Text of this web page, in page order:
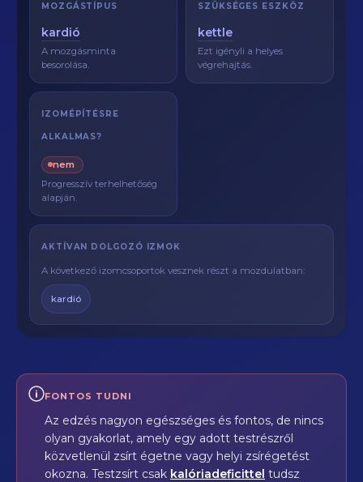
MOZGÁSTÍPUS
kardió
A mozgásminta
besorolása.
SZÜKSÉGES ESZKÖZ
kettle
Ezt igényli a helyes
végrehajtás.
IZOMÉPÍTÉSRE
ALKALMAS?
nem
Progresszív terhelhetőség
alapján.
AKTÍVAN DOLGOZÓ IZMOK
A következő izomcsoportok vesznek részt a mozdulatban:
kardió
FONTOS TUDNI
Az edzés nagyon egészséges és fontos, de nincs
olyan gyakorlat, amely egy adott testrészről
közvetlenül zsírt égetne vagy helyi zsírégetést
okozna. Testzsírt csak kalóriadeficittel tudsz